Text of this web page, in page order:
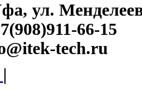
ул.
66-15
tech.ru
|